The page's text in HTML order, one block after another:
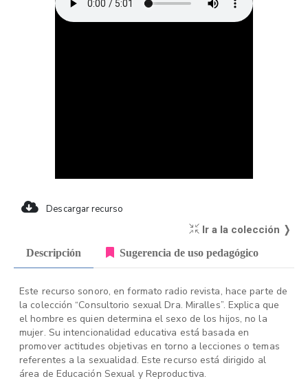
Descargar recurso
Ir a la colección ❭
Descripción Sugerencia de uso pedagógico
Este recurso sonoro, en formato radio revista, hace parte de
la colección “Consultorio sexual Dra. Miralles”. Explica que
el hombre es quien determina el sexo de los hijos, no la
mujer. Su intencionalidad educativa está basada en
promover actitudes objetivas en torno a lecciones o temas
referentes a la sexualidad. Este recurso está dirigido al
área de Educación Sexual y Reproductiva.